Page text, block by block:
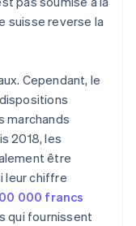
suisse reverse la
Cependant, le
marchands
2018, les
être
leur chiffre
000 francs
qui fournissent